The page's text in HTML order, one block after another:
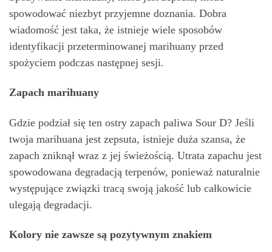
spowodować niezbyt przyjemne doznania. Dobra
wiadomość jest taka, że ​​istnieje wiele sposobów
identyfikacji przeterminowanej marihuany przed
spożyciem podczas następnej sesji.
Zapach marihuany
Gdzie podział się ten ostry zapach paliwa Sour D? Jeśli
twoja marihuana jest zepsuta, istnieje duża szansa, że ​​
zapach zniknął wraz z jej świeżością. Utrata zapachu jest
spowodowana degradacją terpenów, ponieważ naturalnie
występujące związki tracą swoją jakość lub całkowicie
ulegają degradacji.
Kolory nie zawsze są pozytywnym znakiem